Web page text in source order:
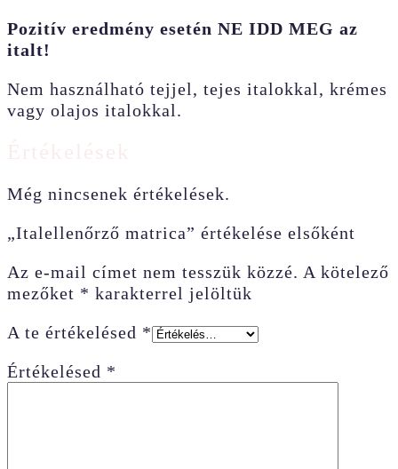
Pozitív eredmény esetén NE IDD MEG az
italt!
Nem használható tejjel, tejes italokkal, krémes
vagy olajos italokkal.
Még nincsenek értékelések.
„Italellenőrző matrica” értékelése elsőként
Az e-mail címet nem tesszük közzé. A kötelező
mezőket * karakterrel jelöltük
A te értékelésed *
Értékelésed *